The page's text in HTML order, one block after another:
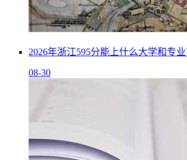
2026年浙江595分能上什么大学和专
08-30